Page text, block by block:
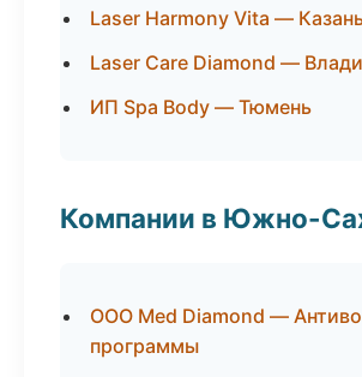
Laser Harmony Vita —
Laser Care Diamond —
ИП Spa Body — Тюмень
Компании в Южно-
ООО Med Diamond —
программы